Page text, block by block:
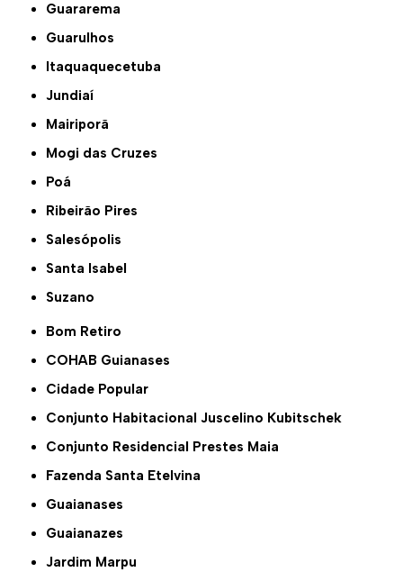
Guararema
Guarulhos
Itaquaquecetuba
Jundiaí
Mairiporã
Mogi das Cruzes
Poá
Ribeirão Pires
Salesópolis
Santa Isabel
Suzano
Bom Retiro
COHAB Guianases
Cidade Popular
Conjunto Habitacional Juscelino Kubitschek
Conjunto Residencial Prestes Maia
Fazenda Santa Etelvina
Guaianases
Guaianazes
Jardim Marpu